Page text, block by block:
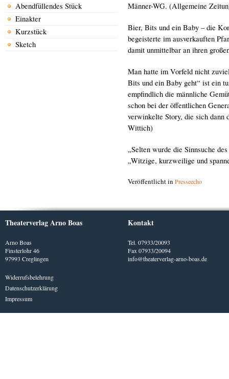
Abendfüllendes Stück
Einakter
Kurzstück
Sketch
Männer-WG. (Allgemeine
Bier, Bits und ein Baby – die
begeisterte im ausverkauften
damit unmittelbar an ihren
Man hatte im Vorfeld nicht
Bits und ein Baby geht“ ist ein
empfindlich die männliche
schon bei der öffentlichen
verwinkelte Story, die sich dann
Wittich)
„Selten wurde die Sinnsuche
„Witzige, kurzweilige und
Veröffentlicht in Presseecho
Theaterverlag Arno Boas
Arno Boas
Finsterlohr 46
97993 Creglingen
Widerrufsbelehrung
Datenschutzerklärung
Impressum
Kontakt
Tel. 07933/20093
Fax 07933/20094
info@theaterverlag-arno-boas.de